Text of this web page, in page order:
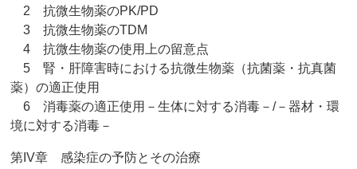
2 抗微生物薬のPK/PD
3 抗微生物薬のTDM
4 抗微生物薬の使用上の留意点
5 腎・肝障害時における抗微生物薬（抗菌薬・抗真菌
薬）の適正使用
6 消毒薬の適正使用－生体に対する消毒－/－器材・環
境に対する消毒－
第IV章 感染症の予防とその治療